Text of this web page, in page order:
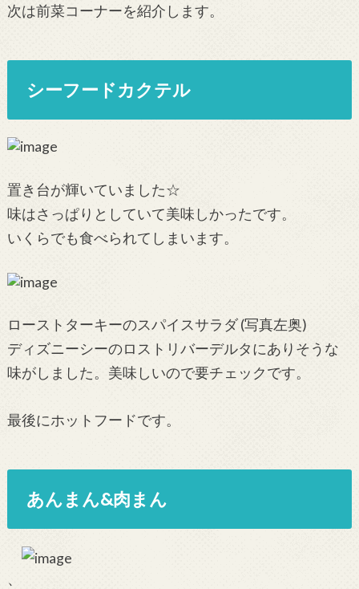
次は前菜コーナーを紹介します。
シーフードカクテル
置き台が輝いていました☆
味はさっぱりとしていて美味しかったです。
いくらでも食べられてしまいます。
ローストターキーのスパイスサラダ (写真左奥)
ディズニーシーのロストリバーデルタにありそうな
味がしました。美味しいので要チェックです。
最後にホットフードです。
あんまん&肉まん
、